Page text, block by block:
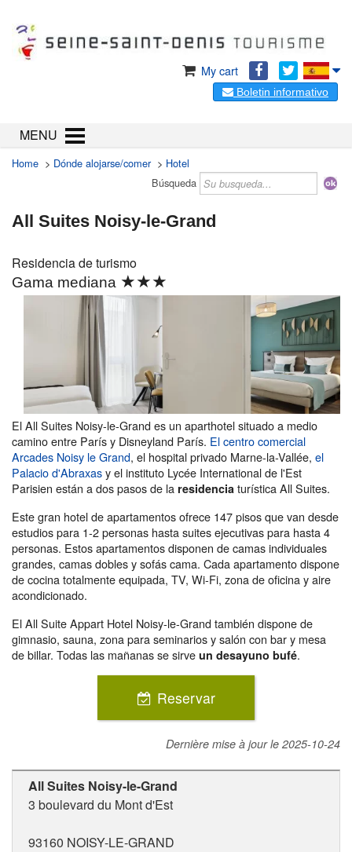
My cart
Boletin informativo
MENU
Home > Dónde alojarse/comer> Hotel
Búsqueda
All Suites Noisy-le-Grand
Residencia de turismo
Gama mediana ★★★
El All Suites Noisy-le-Grand es un aparthotel situado a medio
camino entre París y Disneyland París. El centro comercial
Arcades Noisy le Grand, el hospital privado Marne-la-Vallée, el
Palacio d'Abraxasy el instituto Lycée International de l'Est
Parisien están a dos pasos de la residencia turística All Suites.
Este gran hotel de apartamentos ofrece 147 pisos que van desde
estudios para 1-2 personas hasta suites ejecutivas para hasta 4
personas. Estos apartamentos disponen de camas individuales
grandes, camas dobles y sofás cama. Cada apartamento dispone
de cocina totalmente equipada, TV, Wi-Fi, zona de oficina y aire
acondicionado.
El All Suite Appart Hotel Noisy-le-Grand también dispone de
gimnasio, sauna, zona para seminarios y salón con bar y mesa
de billar. Todas las mañanas se sirve un desayuno bufé.
Reservar
Dernière mise à jour le 2025-10-24
All Suites Noisy-le-Grand
3 boulevard du Mont d'Est
93160 NOISY-LE-GRAND